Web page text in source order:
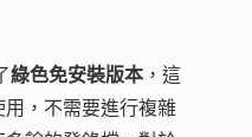
綠色免安裝版本 ，這
，不需要進行複雜